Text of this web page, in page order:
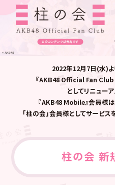
2022年12月7日(水)よ
『AKB48 Official Fan Club ｢
としてリニュー
『AKB48 Mobile』会員様
「柱の会」会員様としてサービス
柱の会 新